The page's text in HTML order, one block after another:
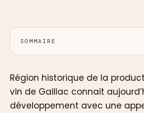
SOMMAIRE
Région historique de la
vin de Gaillac connait
développement avec une